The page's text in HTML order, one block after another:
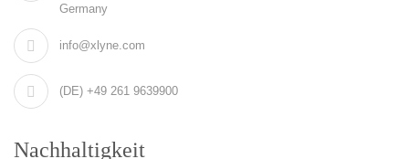
Germany
info@xlyne.com
(DE) +49 261 9639900
Nachhaltigkeit